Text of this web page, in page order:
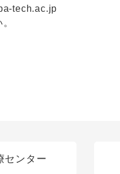
tech.ac.jp
センター